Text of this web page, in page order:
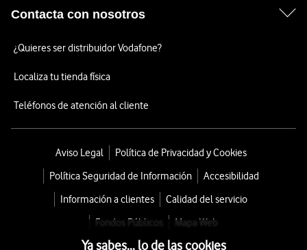
Contacta con nosotros
¿Quieres ser distribuidor Vodafone?
Localiza tu tienda física
Teléfonos de atención al cliente
Aviso Legal
Política de Privacidad y Cookies
Política Seguridad de Información
Accesibilidad
Información a clientes
Calidad del servicio
Fondos Públicos
Mapa Web
Ya sabes... lo de las cookies